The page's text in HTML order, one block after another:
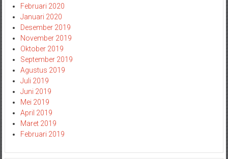
Februari 2020
Januari 2020
Desember 2019
November 2019
Oktober 2019
September 2019
Agustus 2019
Juli 2019
Juni 2019
Mei 2019
April 2019
Maret 2019
Februari 2019